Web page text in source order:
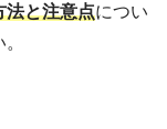
法と注意点につい